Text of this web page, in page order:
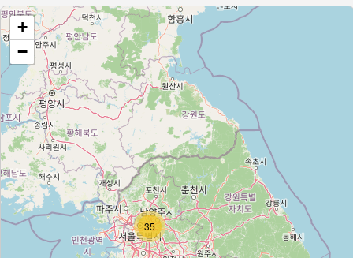
LG전자베스트샵 상일IC점
Type:appliance
삼성디지털프라자
Type:appliance
우리냉동
Type:appliance
35
+
−